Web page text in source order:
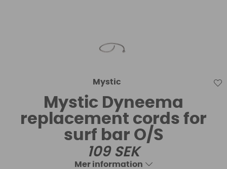
Mystic
Mystic Dyneema
replacement cords for
surf bar O/S
109SEK
Mer information